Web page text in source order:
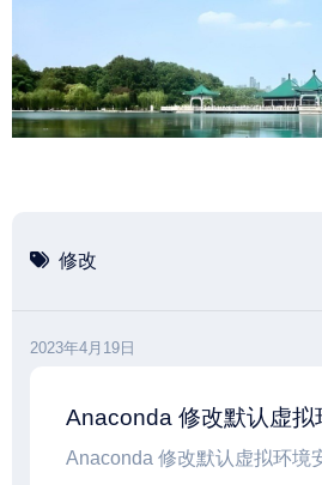
内
容
修改
2023年4月19日
Anaconda 修改默认虚拟
Anaconda 修改默认虚拟环境